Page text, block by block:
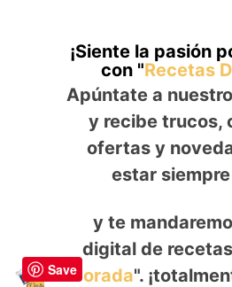
Skip
¡Siente la pasión
con "Recetas
Apúntate a
y recibe trucos,
ofertas y
estar
y te
digital de
Dorada".
Save